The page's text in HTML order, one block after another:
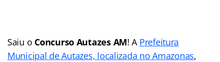
Saiu o Concurso Autazes AM! A Prefeitura
Municipal de Autazes, localizada no Amazonas,